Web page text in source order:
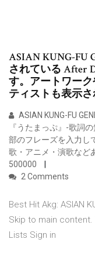
ASIAN KUNG-FU
されている After
す。アートワー
ティストも表示さ
ASIAN KUNG-FU
『うたまっぷ』-歌詞
部のフレーズを入力し
歌・アニメ・演歌など
500000
2 Comments
Best Hit Akg: ASIAN
Skip to main content.
Lists Sign in